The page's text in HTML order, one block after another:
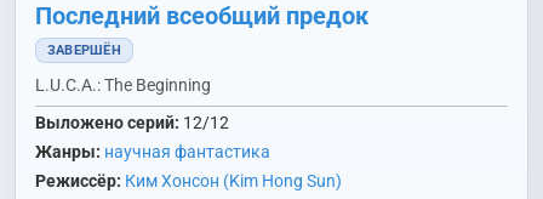
Последний всеобщий предок
ЗАВЕРШЁН
L.U.C.A.: The Beginning
Выложено серий: 12/12
Жанры: научная фантастика
Режиссёр: Ким Хонсон (Kim Hong Sun)